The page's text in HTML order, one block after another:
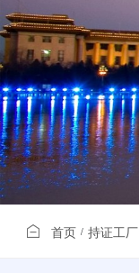
首页 / 持证工厂